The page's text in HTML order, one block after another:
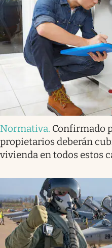
Normativa. Confirmado
propietarios deberán
vivienda en todos estos